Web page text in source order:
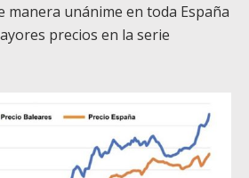
manera unánime en toda España
precios en la serie